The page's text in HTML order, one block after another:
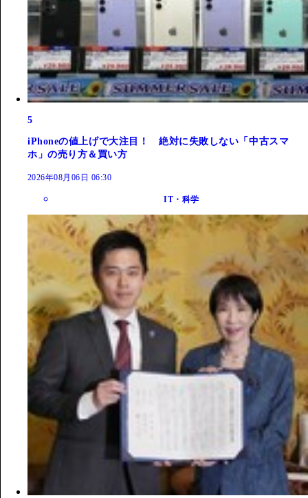
5
iPhoneの値上げで大注目！ 絶対に失敗しない「中古スマ
ホ」の売り方＆買い方
2026年08月06日 06:30
IT・科学